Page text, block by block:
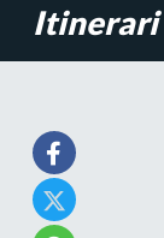
Itinerari